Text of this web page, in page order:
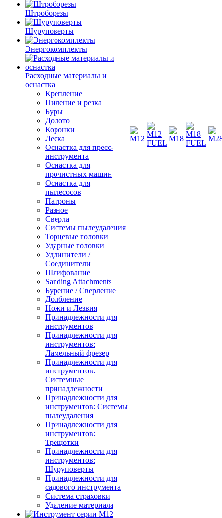
Штроборезы
Шуруповерты
Энергокомплекты
Расходные материалы и
оснастка
Крепление
Пиление и резка
Буры
Долото
Коронки
Леска
Оснастка для пресс-
инструмента
Оснастка для
прочистных машин
Оснастка для
пылесосов
Патроны
Разное
Сверла
Системы пылеудаления
Торцевые головки
Ударные головки
Удлинители /
Соединители
Шлифование
Sanding Attachments
Бурение / Сверление
Долбление
Ножи и Лезвия
Принадлежности для
инструментов
Принадлежности для
инструментов:
Ламельный фрезер
Принадлежности для
инструментов:
Системные
принадлежности
Принадлежности для
инструментов: Системы
пылеудаления
Принадлежности для
инструментов:
Трещотки
Принадлежности для
инструментов:
Шуруповерты
Принадлежности для
садового инструмента
Система страховки
Удаление материала